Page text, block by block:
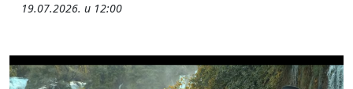
19.07.2026. u 12:00